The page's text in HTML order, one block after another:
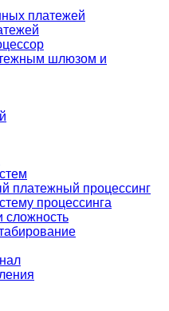
платежей
шлюзом и
платежный процессинг
процессинга
сложность